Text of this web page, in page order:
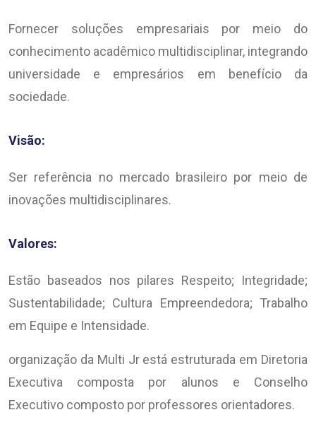
Fornecer soluções empresariais por meio do
conhecimento acadêmico multidisciplinar, integrando
universidade e empresários em benefício da
sociedade.
Visão:
Ser referência no mercado brasileiro por meio de
inovações multidisciplinares.
Valores:
Estão baseados nos pilares Respeito; Integridade;
Sustentabilidade; Cultura Empreendedora; Trabalho
em Equipe e Intensidade.
organização da Multi Jr está estruturada em Diretoria
Executiva composta por alunos e Conselho
Executivo composto por professores orientadores.